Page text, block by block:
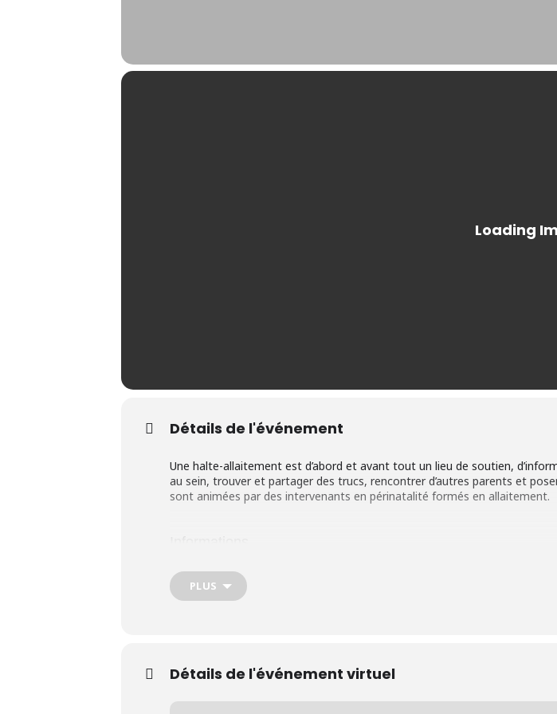
Détails de l'événement
Une halte-allaitement est d’abord et avant tout un lieu de soutien,
au sein, trouver et partager des trucs, rencontrer d’autres parents et
sont animées par des intervenants en périnatalité formés en allaitement.
Tous les jeudis, de 13 h 30 à 15 h 30
Durée : À l’année, à l’exception des deux semaines de congé du
PLUS
Détails de l'événement virtuel